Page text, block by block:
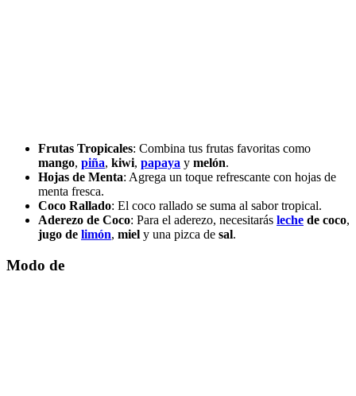
Frutas Tropicales: Combina tus frutas favoritas como
mango, piña, kiwi, papaya y melón.
Hojas de Menta: Agrega un toque refrescante con hojas de
menta fresca.
Coco Rallado: El coco rallado se suma al sabor tropical.
Aderezo de Coco: Para el aderezo, necesitarás leche de coco,
jugo de limón, miel y una pizca de sal.
Modo de